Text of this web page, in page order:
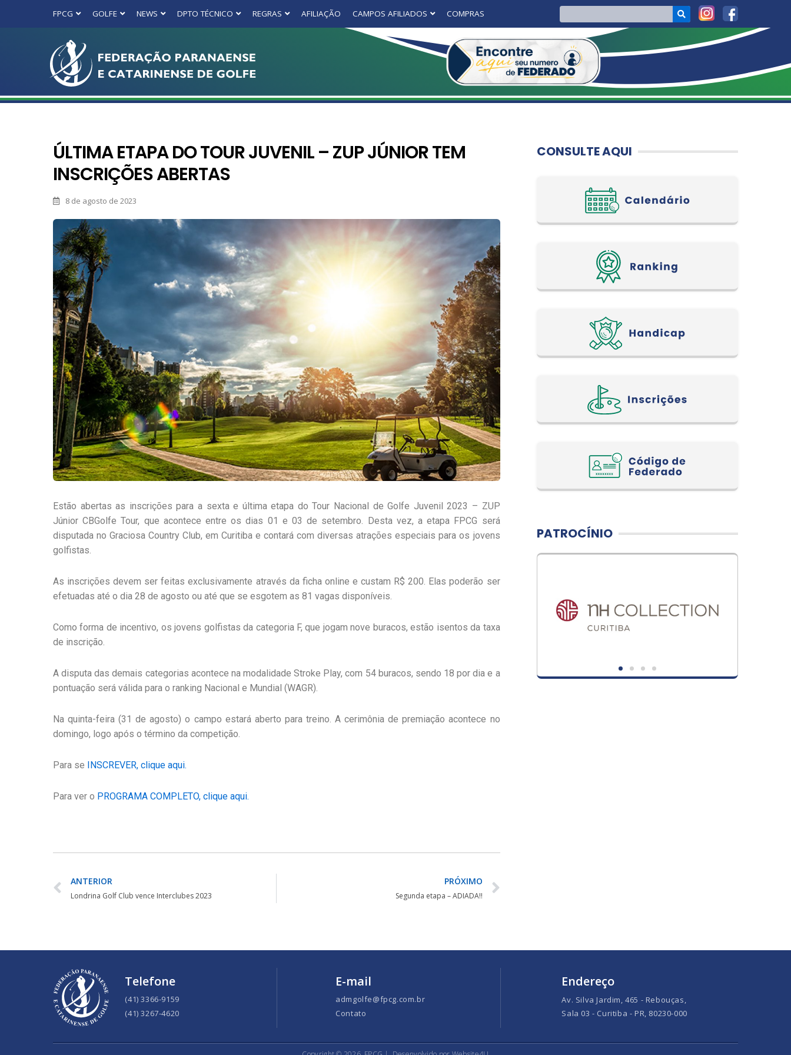
FPCG GOLFE NEWS DPTO TÉCNICO REGRAS AFILIAÇÃO CAMPOS AFILIADOS COMPRAS
ÚLTIMA ETAPA DO TOUR JUVENIL – ZUP JÚNIOR TEM
INSCRIÇÕES ABERTAS
8 de agosto de 2023
Estão abertas as inscrições para a sexta e última etapa do Tour Nacional de Golfe Juvenil 2023 – ZUP
Júnior CBGolfe Tour, que acontece entre os dias 01 e 03 de setembro. Desta vez, a etapa FPCG será
disputada no Graciosa Country Club, em Curitiba e contará com diversas atrações especiais para os jovens
golfistas.
As inscrições devem ser feitas exclusivamente através da ficha online e custam R$ 200. Elas poderão ser
efetuadas até o dia 28 de agosto ou até que se esgotem as 81 vagas disponíveis.
Como forma de incentivo, os jovens golfistas da categoria F, que jogam nove buracos, estão isentos da taxa
de inscrição.
A disputa das demais categorias acontece na modalidade Stroke Play, com 54 buracos, sendo 18 por dia e a
pontuação será válida para o ranking Nacional e Mundial (WAGR).
Na quinta-feira (31 de agosto) o campo estará aberto para treino. A cerimônia de premiação acontece no
domingo, logo após o término da competição.
Para se INSCREVER, clique aqui.
Para ver o PROGRAMA COMPLETO, clique aqui.
ANTERIOR
Londrina Golf Club vence Interclubes 2023
PRÓXIMO
Segunda etapa – ADIADA!!
CONSULTE AQUI
PATROCÍNIO
Telefone
(41) 3366-9159
(41) 3267-4620
E-mail
admgolfe@fpcg.com.br
Contato
Endereço
Av. Silva Jardim, 465 - Rebouças,
Sala 03 - Curitiba - PR, 80230-000